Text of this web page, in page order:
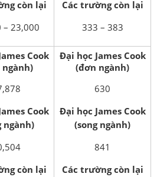
còn lại
– 23,000
Các trường còn lại
333 – 383
Cook
Cook
ngành)
còn lại
Đại học James Cook
(đơn ngành)
630
Đại học James Cook
(song ngành)
841
Các trường còn lại